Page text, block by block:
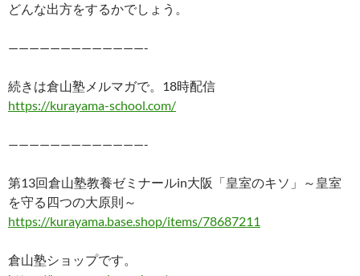
どんな出方をするかでしょう。
—————————————-
続きは倉山塾メルマガで。18時配信
https://kurayama-school.com/
—————————————-
第13回倉山塾教養ゼミナールin大阪「皇室のキソ」～皇室
を守る四つの大原則～
https://kurayama.base.shop/items/78687211
倉山塾ショップです。